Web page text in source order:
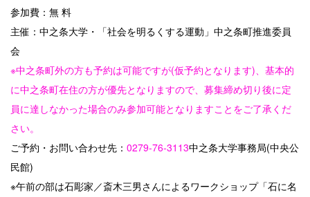
参加費：無 料
主催：中之条大学・「社会を明るくする運動」中之条町推進委員
会
※中之条町外の方も予約は可能ですが(仮予約となります)、基本的
に中之条町在住の方が優先となりますので、募集締め切り後に定
員に達しなかった場合のみ参加可能となりますことをご了承くだ
さい。
ご予約・お問い合わせ先： 0279-76-3113中之条大学事務局(中央公
民館)
※午前の部は石彫家／斎木三男さんによるワークショップ「石に名